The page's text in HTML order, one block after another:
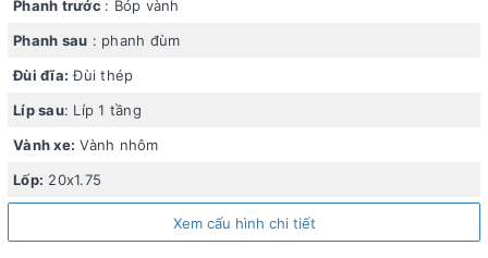
Hệ thống phanh gồm phanh bóp vành phía trước và phanh
bộ đùi đĩa thép bền bỉ và líp sau 1 tầng đơn giản, dễ bảo
trì.
Phanh trước : Bóp vành
Phanh sau : phanh đùm
Đùi đĩa: Đùi thép
Líp sau: Líp 1 tầng
Vành xe: Vành nhôm
Lốp: 20x1.75
Xem cấu hình chi tiết